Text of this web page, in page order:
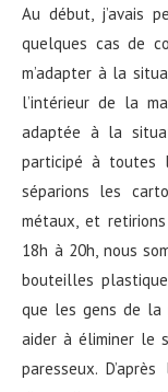
Au début, j’avais
quelques cas de
m’adapter à la
l’intérieur de la
adaptée à la
participé à toutes
séparions les
métaux, et
18h à 20h, nous
bouteilles
que les gens de la
aider à éliminer le
paresseux.